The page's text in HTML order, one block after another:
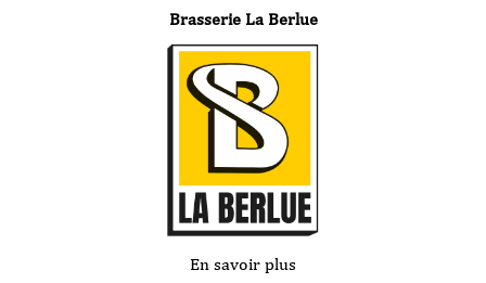
Brasserie La Berlue
En savoir plus